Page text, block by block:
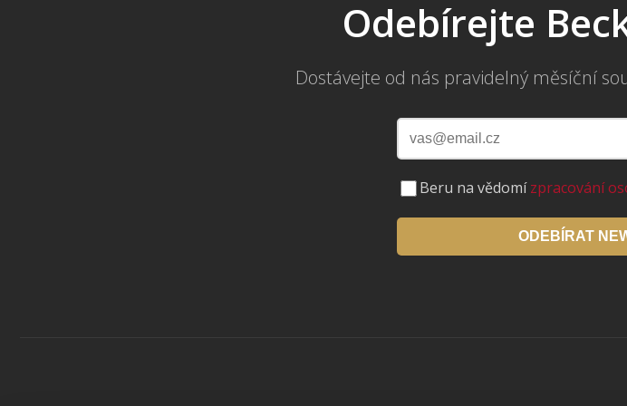
Odebírejte
Dostávejte od nás pravidelný měsíční
Beru na vědomízpracování
ODEBÍRAT